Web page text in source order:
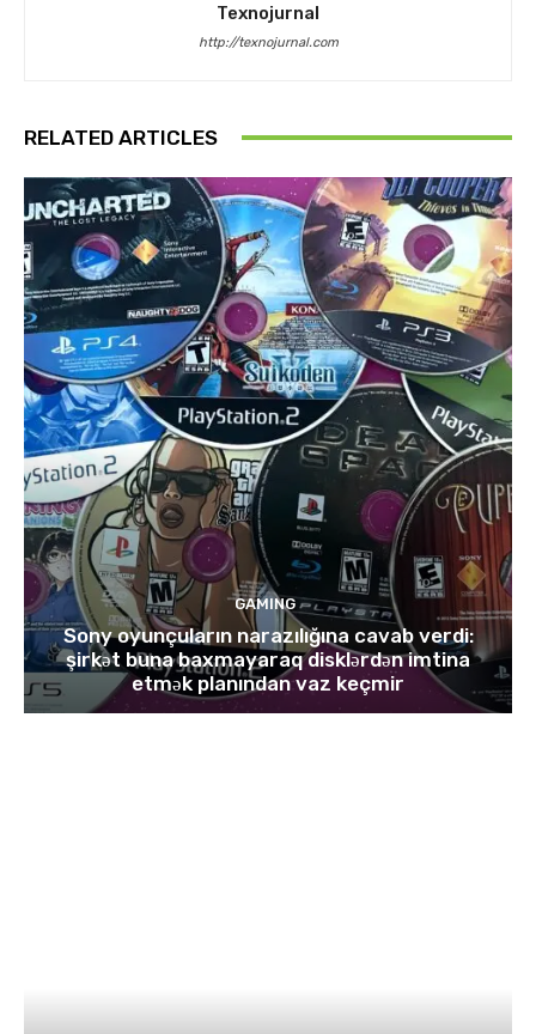
Texnojurnal
http://texnojurnal.com
RELATED ARTICLES
GAMING
Sony oyunçuların narazılığına cavab verdi:
şirkət buna baxmayaraq disklərdən imtina
etmək planından vaz keçmir